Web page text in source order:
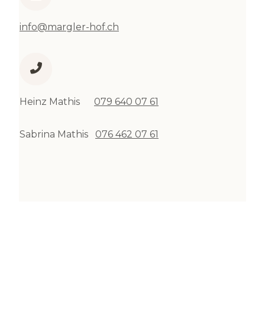
info@margler-hof.ch
Heinz Mathis 079 640 07 61
Sabrina Mathis 076 462 07 61